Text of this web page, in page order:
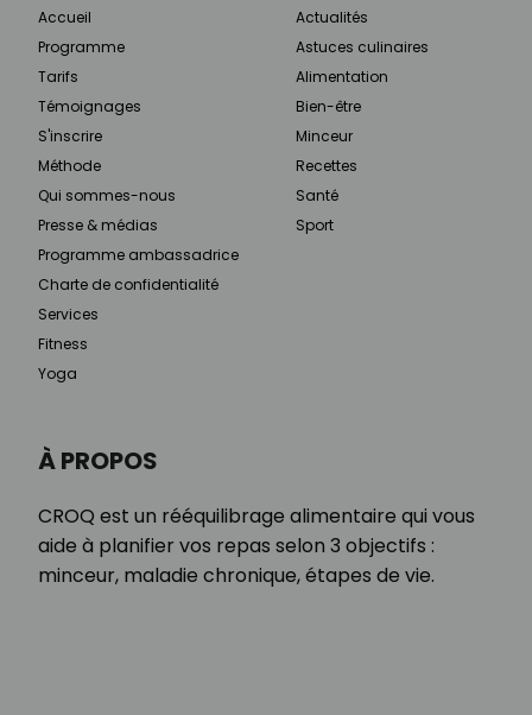
À PROPOS
CROQ est un rééquilibrage alimentaire qui vous
aide à planifier vos repas selon 3 objectifs :
minceur, maladie chronique, étapes de vie.
Accueil
Programme
Tarifs
Témoignages
S'inscrire
Méthode
Qui sommes-nous
Presse & médias
Programme ambassadrice
Charte de confidentialité
Services
Fitness
Yoga
Actualités
Astuces culinaires
Alimentation
Bien-être
Minceur
Recettes
Santé
Sport